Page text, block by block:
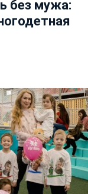
без мужа: